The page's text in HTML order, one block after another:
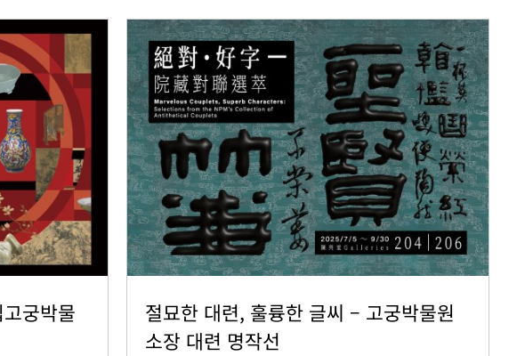
궁박물
절묘한 대련, 훌륭한 글씨 – 고궁박물원
소장 대련 명작선